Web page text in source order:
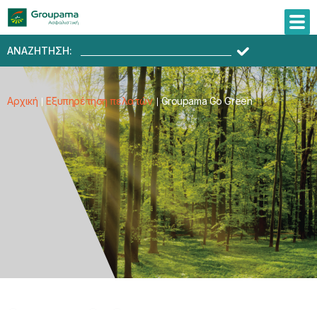
ΑΝΑΖΗΤΗΣΗ:
Αρχική Εξυπηρέτηση πελατών Groupama Go Green